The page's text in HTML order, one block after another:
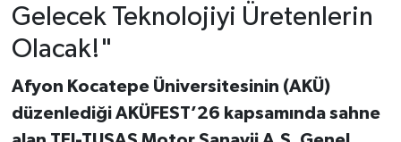
Gelecek Teknolojiyi Üretenlerin
Olacak!"
Afyon Kocatepe Üniversitesinin (AKÜ)
düzenlediği AKÜFEST’26 kapsamında sahne